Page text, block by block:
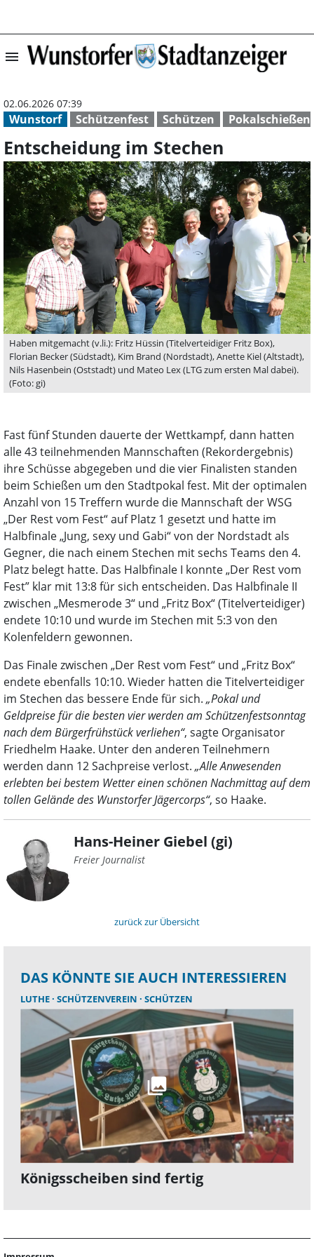
menu Entscheidung
Wunstorf Schützenfest Schützen Pokalschießen
02.06.2026 07:39
Entscheidung im Stechen
Haben mitgemacht (v.li.): Fritz Hüssin (Titelverteidiger Fritz Box),
Florian Becker (Südstadt), Kim Brand (Nordstadt), Anette Kiel (Altstadt),
Nils Hasenbein (Oststadt) und Mateo Lex (LTG zum ersten Mal dabei).
(Foto: gi)
Fast fünf Stunden dauerte der Wettkampf, dann hatten
alle 43 teilnehmenden Mannschaften (Rekordergebnis)
ihre Schüsse abgegeben und die vier Finalisten standen
beim Schießen um den Stadtpokal fest. Mit der optimalen
Anzahl von 15 Treffern wurde die Mannschaft der WSG
„Der Rest vom Fest“ auf Platz 1 gesetzt und hatte im
Halbfinale „Jung, sexy und Gabi“ von der Nordstadt als
Gegner, die nach einem Stechen mit sechs Teams den 4.
Platz belegt hatte. Das Halbfinale I konnte „Der Rest vom
Fest” klar mit 13:8 für sich entscheiden. Das Halbfinale II
zwischen „Mesmerode 3“ und „Fritz Box“ (Titelverteidiger)
endete 10:10 und wurde im Stechen mit 5:3 von den
Kolenfeldern gewonnen.
Das Finale zwischen „Der Rest vom Fest“ und „Fritz Box“
endete ebenfalls 10:10. Wieder hatten die Titelverteidiger
im Stechen das bessere Ende für sich. „Pokal und
Geldpreise für die besten vier werden am Schützenfestsonntag
nach dem Bürgerfrühstück verliehen“, sagte Organisator
Friedhelm Haake. Unter den anderen Teilnehmern
werden dann 12 Sachpreise verlost. „Alle Anwesenden
erlebten bei bestem Wetter einen schönen Nachmittag auf dem
tollen Gelände des Wunstorfer Jägercorps“, so Haake.
Hans-Heiner Giebel (gi)
Freier Journalist
zurück zur Übersicht
DAS KÖNNTE SIE AUCH INTERESSIEREN
LUTHE SCHÜTZENVEREIN SCHÜTZEN
Königsscheiben sind fertig